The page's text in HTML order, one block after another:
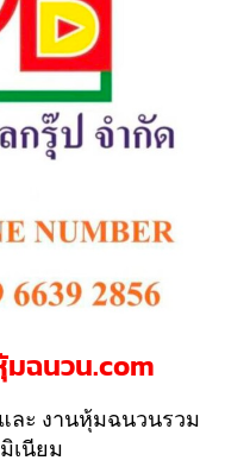
ฉนวน.com
ละ งานหุ้มฉนวนรวม
เนียม